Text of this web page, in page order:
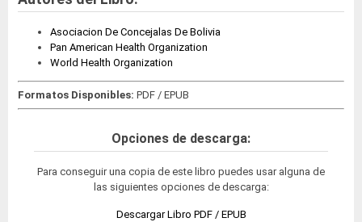
Asociacion De Concejalas De Bolivia
Pan American Health Organization
World Health Organization
Formatos Disponibles: PDF / EPUB
Opciones de descarga:
Para conseguir una copia de este libro puedes usar alguna de
las siguientes opciones de descarga:
Descargar Libro PDF / EPUB